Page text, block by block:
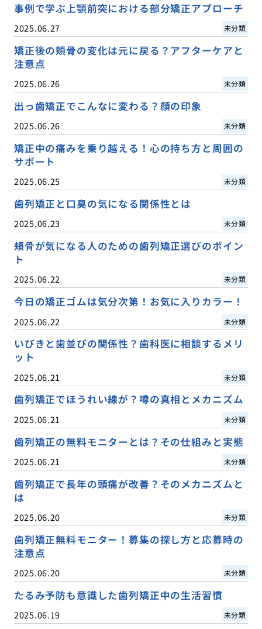
事例で学ぶ上顎前突における部分矯正アプローチ
2025.06.27 未分類
矯正後の頬骨の変化は元に戻る？アフターケアと
注意点
2025.06.26 未分類
出っ歯矯正でこんなに変わる？顔の印象
2025.06.26 未分類
矯正中の痛みを乗り越える！心の持ち方と周囲の
サポート
2025.06.25 未分類
歯列矯正と口臭の気になる関係性とは
2025.06.23 未分類
頬骨が気になる人のための歯列矯正選びのポイン
ト
2025.06.22 未分類
今日の矯正ゴムは気分次第！お気に入りカラー！
2025.06.22 未分類
いびきと歯並びの関係性？歯科医に相談するメリ
ット
2025.06.21 未分類
歯列矯正でほうれい線が？噂の真相とメカニズム
2025.06.21 未分類
歯列矯正の無料モニターとは？その仕組みと実態
2025.06.21 未分類
歯列矯正で長年の頭痛が改善？そのメカニズムと
は
2025.06.20 未分類
歯列矯正無料モニター！募集の探し方と応募時の
注意点
2025.06.20 未分類
たるみ予防も意識した歯列矯正中の生活習慣
2025.06.19 未分類